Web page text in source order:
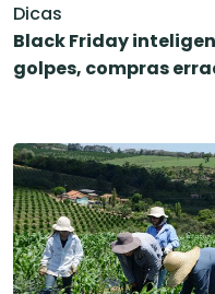
Dicas
Black Friday
golpes, compras